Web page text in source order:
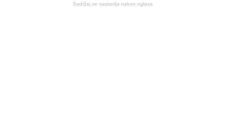
Sadržaj se nastavlja nakon oglasa